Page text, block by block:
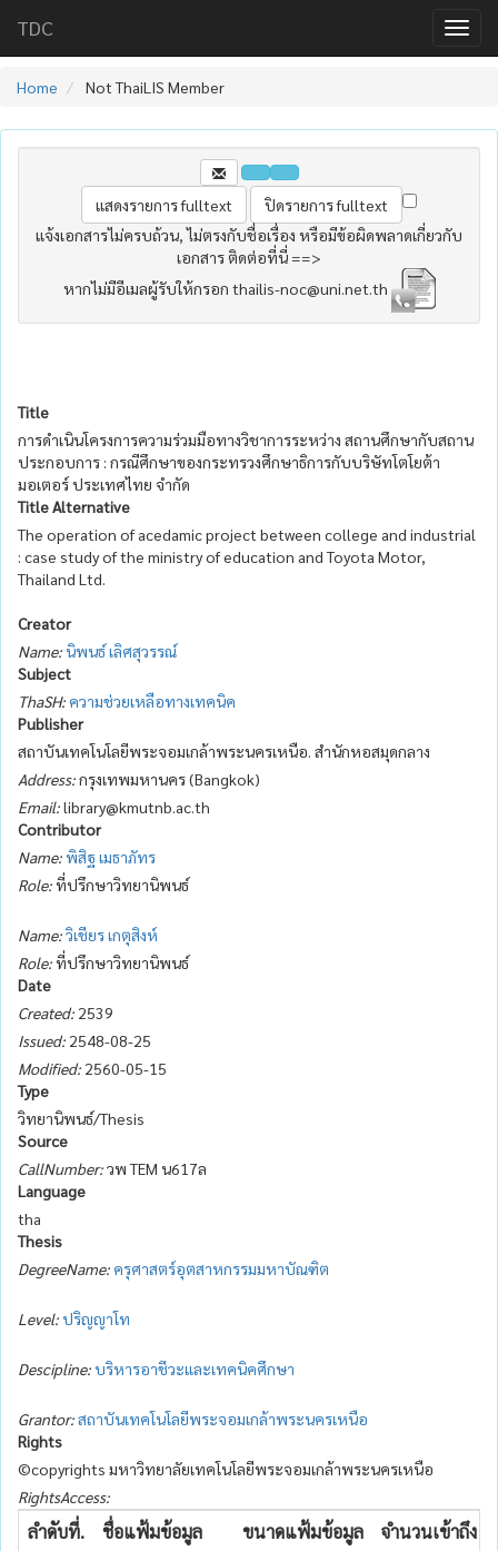
TDC
Home Not ThaiLIS Member
แจ้งเอกสารไม่ครบถ้วน, ไม่ตรงกับชื่อเรื่อง หรือมีข้อผิดพลาดเกี่ยวกับ
เอกสาร ติดต่อที่นี่ ==>
หากไม่มีอีเมลผู้รับให้กรอก thailis-noc@uni.net.th
Title
การดำเนินโครงการความร่วมมือทางวิชาการระหว่าง สถานศึกษากับสถาน
ประกอบการ : กรณีศึกษาของกระทรวงศึกษาธิการกับบริษัทโตโยต้า
มอเตอร์ ประเทศไทย จำกัด
Title Alternative
The operation of acedamic project between college and industrial
: case study of the ministry of education and Toyota Motor,
Thailand Ltd.
Creator
Name:นิพนธ์ เลิศสุวรรณ์
Subject
ThaSH: ความช่วยเหลือทางเทคนิค
Publisher
สถาบันเทคโนโลยีพระจอมเกล้าพระนครเหนือ. สำนักหอสมุดกลาง
Address:กรุงเทพมหานคร (Bangkok)
Email:library@kmutnb.ac.th
Contributor
Name:พิสิฐ เมธาภัทร
Role:ที่ปรึกษาวิทยานิพนธ์
Name:วิเชียร เกตุสิงห์
Role:ที่ปรึกษาวิทยานิพนธ์
Date
Created: 2539
Issued: 2548-08-25
Modified: 2560-05-15
Type
วิทยานิพนธ์/Thesis
Source
CallNumber:วพ TEM น617ล
Language
tha
Thesis
DegreeName: ครุศาสตร์อุตสาหกรรมมหาบัณฑิต
Level:ปริญญาโท
Descipline:บริหารอาชีวะและเทคนิคศึกษา
Grantor:สถาบันเทคโนโลยีพระจอมเกล้าพระนครเหนือ
Rights
©copyrights มหาวิทยาลัยเทคโนโลยีพระจอมเกล้าพระนครเหนือ
RightsAccess:
ลำดับที่. ชื่อแฟ้มข้อมูล ขนาดแฟ้มข้อมูล จำนวนเข้าถึง